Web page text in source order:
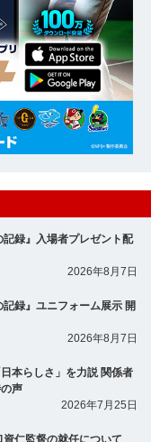
録』入場者プレゼント配
2026年8月7日
録』ユニフォーム展示 開
2026年8月7日
本らしさ」を力説 関係者
声
2026年7月25日
仁監督の就任について